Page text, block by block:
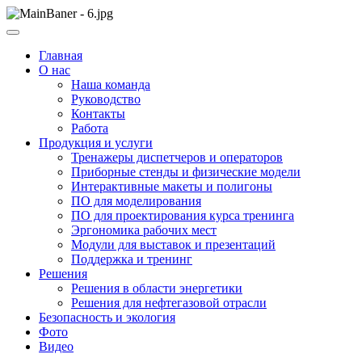
Skip
to
ООО НПП "АТП"
ООО НПП "АТП" – разработка тренажерных комплексов
Главная
О нас
Наша команда
Руководство
Контакты
Работа
Продукция и услуги
Тренажеры диспетчеров и операторов
Приборные стенды и физические модели
Интерактивные макеты и полигоны
ПО для моделирования
ПО для проектирования курса тренинга
Эргономика рабочих мест
Модули для выставок и презентаций
Поддержка и тренинг
Решения
Решения в области энергетики
Решения для нефтегазовой отрасли
Безопасность и экология
Фото
Видео